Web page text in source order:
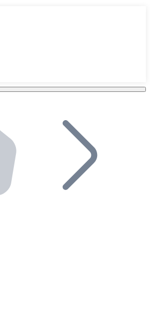
solución en tu plataforma.
Bitnovo en tu negocio y permite que
API en tu ecosistema.
red de distribuidores.
a nuestro ecosistema.